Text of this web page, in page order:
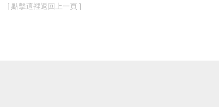
[ 點擊這裡返回上一頁 ]